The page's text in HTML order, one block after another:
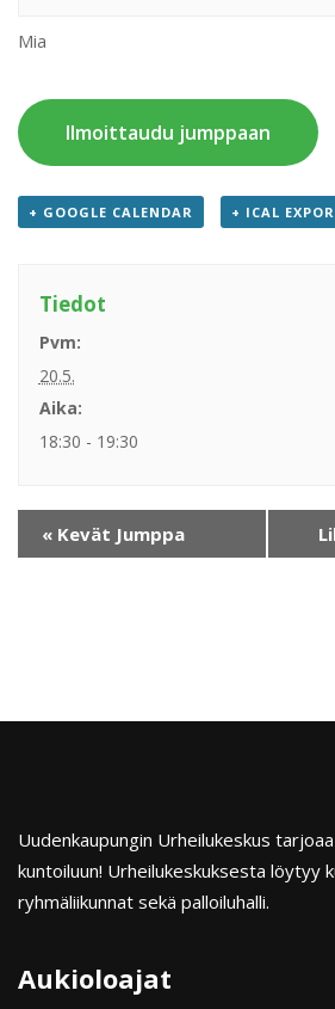
Mia
Ilmoittaudu jumppaan
+ GOOGLE CALENDAR + ICAL
Tiedot
Pvm:
20.5.
Aika:
18:30 - 19:30
« Kevät Jumppa
Uudenkaupungin Urheilukeskus
kuntoiluun! Urheilukeskuksesta löytyy
ryhmäliikunnat sekä palloiluhalli.
Aukioloajat